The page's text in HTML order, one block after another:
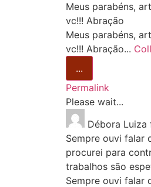
Meus parabéns,
vc!!! Abração
Meus parabéns,
vc!!! Abração...
...
Permalink
Please wait...
Débora Luiza
Sempre ouvi falar
procurei para
trabalhos são
Sempre ouvi falar